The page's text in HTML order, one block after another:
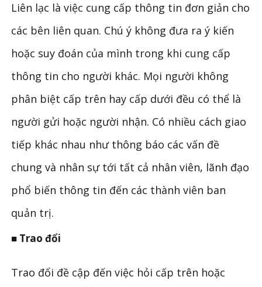
Liên lạc là việc cung cấp thông tin đơn giản cho
các bên liên quan. Chú ý không đưa ra ý kiến ​​
hoặc suy đoán của mình trong khi cung cấp
thông tin cho người khác. Mọi người không
phân biệt cấp trên hay cấp dưới đều có thể là
người gửi hoặc người nhận. Có nhiều cách giao
tiếp khác nhau như thông báo các vấn đề
chung và nhân sự tới tất cả nhân viên, lãnh đạo
phổ biến thông tin đến các thành viên ban
quản trị.
■ Trao đổi
Trao đổi đề cập đến việc hỏi cấp trên hoặc